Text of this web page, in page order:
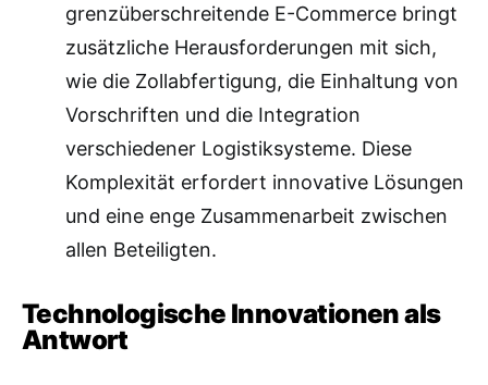
grenzüberschreitende E-Commerce bringt
zusätzliche Herausforderungen mit sich,
wie die Zollabfertigung, die Einhaltung von
Vorschriften und die Integration
verschiedener Logistiksysteme. Diese
Komplexität erfordert innovative Lösungen
und eine enge Zusammenarbeit zwischen
allen Beteiligten.
Technologische Innovationen als
Antwort